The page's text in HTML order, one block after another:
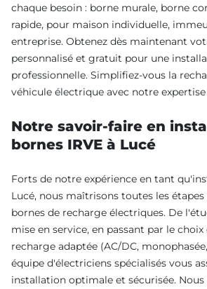
chaque besoin : borne murale, borne
rapide, pour maison individuelle,
entreprise. Obtenez dès maintenant
personnalisé et gratuit pour une
professionnelle. Simplifiez-vous la
véhicule électrique avec notre expertise
Notre savoir-faire en
bornes IRVE à Lucé
Forts de notre expérience en tant
Lucé, nous maîtrisons toutes les
bornes de recharge électriques. De
mise en service, en passant par le
recharge adaptée (AC/DC,
équipe d'électriciens spécialisés vous
installation optimale et sécurisée.